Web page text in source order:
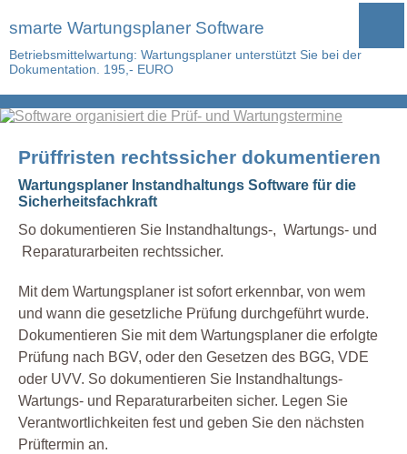
smarte Wartungsplaner Software
Betriebsmittelwartung: Wartungsplaner unterstützt Sie bei der
Dokumentation. 195,- EURO
Prüffristen rechtssicher dokumentieren
Wartungsplaner Instandhaltungs Software für die
Sicherheitsfachkraft
So dokumentieren Sie Instandhaltungs-, Wartungs- und
Reparaturarbeiten rechtssicher.
Mit dem Wartungsplaner ist sofort erkennbar, von wem
und wann die gesetzliche Prüfung durchgeführt wurde.
Dokumentieren Sie mit dem Wartungsplaner die erfolgte
Prüfung nach BGV, oder den Gesetzen des BGG, VDE
oder UVV. So dokumentieren Sie Instandhaltungs-
Wartungs- und Reparaturarbeiten sicher. Legen Sie
Verantwortlichkeiten fest und geben Sie den nächsten
Prüftermin an.